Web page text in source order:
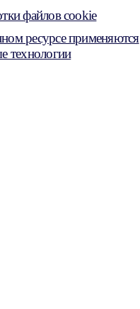
файлов cookie
ресурсе применяются
технологии